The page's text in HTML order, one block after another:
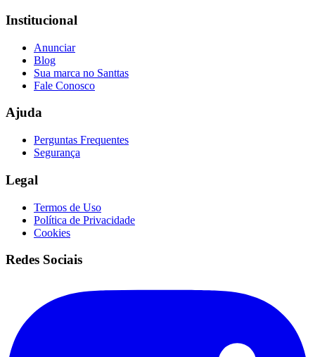
Institucional
Anunciar
Blog
Sua marca no Santtas
Fale Conosco
Ajuda
Perguntas Frequentes
Segurança
Legal
Termos de Uso
Política de Privacidade
Cookies
Redes Sociais